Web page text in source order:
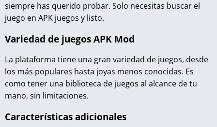
siempre has querido probar. Solo necesitas buscar el
juego en APK juegos y listo.
Variedad de juegos APK Mod
La plataforma tiene una gran variedad de juegos, desde
los más populares hasta joyas menos conocidas. Es
como tener una biblioteca de juegos al alcance de tu
mano, sin limitaciones.
Características adicionales